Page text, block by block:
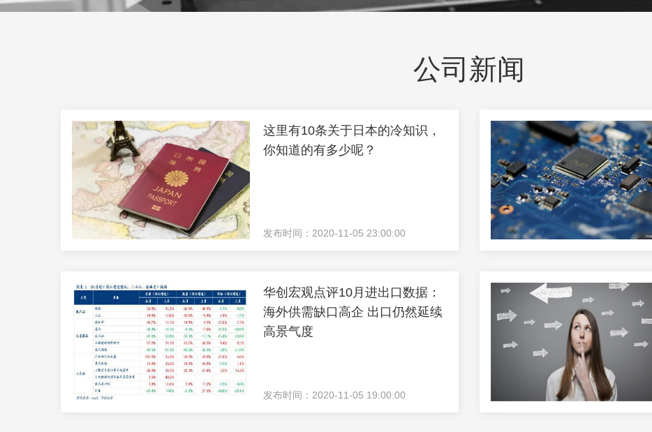
公司新闻
这里有10条关于日本的冷知识，
你知道的有多少呢？
发布时间：2020-11-05 23:00:00
华创宏观点评10月进出口数据：
海外供需缺口高企 出口仍然延续
高景气度
发布时间：2020-11-05 19:00:00